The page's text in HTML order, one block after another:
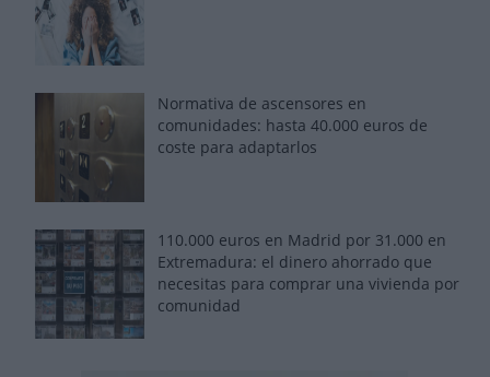
Normativa de ascensores en
comunidades: hasta 40.000 euros de
coste para adaptarlos
110.000 euros en Madrid por 31.000 en
Extremadura: el dinero ahorrado que
necesitas para comprar una vivienda por
comunidad